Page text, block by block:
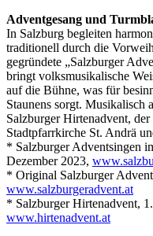
Adventgesang und
In Salzburg begleiten
traditionell durch die
gegründete „Salzburger
bringt volksmusikalische
auf die Bühne, was für
Staunens sorgt. Musikalisch
Salzburger Hirtenadvent,
Stadtpfarrkirche St. Andrä
* Salzburger Adventsingen
Dezember 2023,
* Original Salzburger
www.salzburgeradvent.at
* Salzburger Hirtenadvent,
www.hirtenadvent.at